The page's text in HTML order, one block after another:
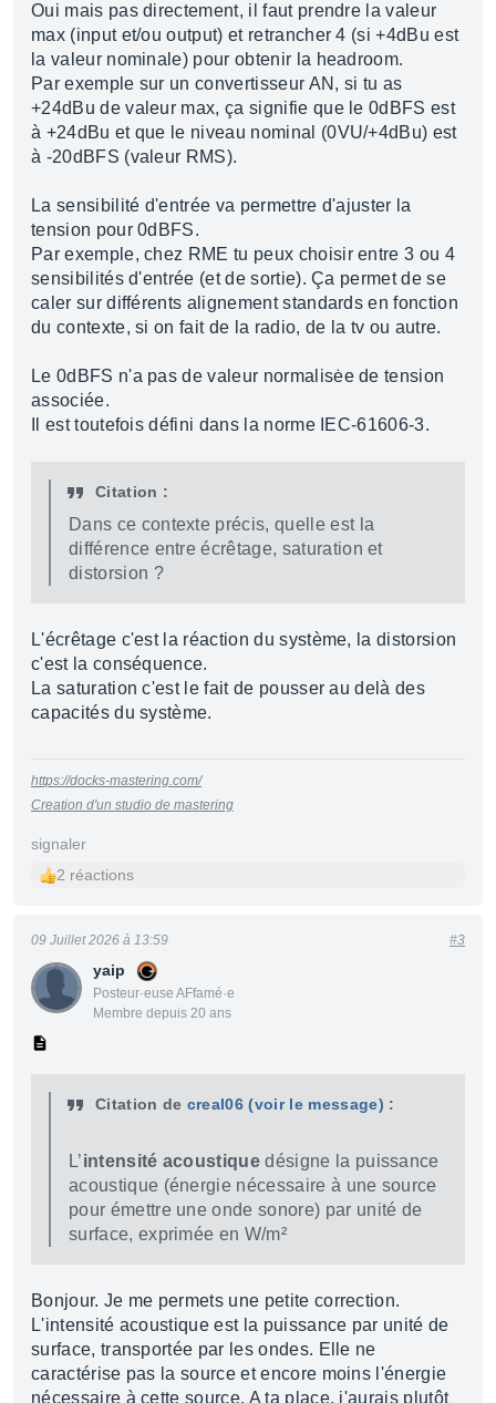
Oui mais pas directement, il faut prendre la valeur
max (input et/ou output) et retrancher 4 (si +4dBu est
la valeur nominale) pour obtenir la headroom.
Par exemple sur un convertisseur AN, si tu as
+24dBu de valeur max, ça signifie que le 0dBFS est
à +24dBu et que le niveau nominal (0VU/+4dBu) est
à -20dBFS (valeur RMS).
La sensibilité d'entrée va permettre d'ajuster la
tension pour 0dBFS.
Par exemple, chez RME tu peux choisir entre 3 ou 4
sensibilités d'entrée (et de sortie). Ça permet de se
caler sur différents alignement standards en fonction
du contexte, si on fait de la radio, de la tv ou autre.
Le 0dBFS n'a pas de valeur normalisėe de tension
associée.
Il est toutefois défini dans la norme IEC-61606-3.
Citation :
Dans ce contexte précis, quelle est la
différence entre écrêtage, saturation et
distorsion ?
L'écrêtage c'est la réaction du système, la distorsion
c'est la conséquence.
La saturation c'est le fait de pousser au delà des
capacités du système.
https://docks-mastering.com/
Creation d'un studio de mastering
signaler
2 réactions
yaip
Posteur·euse AFfamé·e
Membre depuis 20 ans
09 Juillet 2026 à 13:59 #3
Citation de creal06 (voir le message) :
L’intensité acoustique désigne la puissance
acoustique (énergie nécessaire à une source
pour émettre une onde sonore) par unité de
surface, exprimée en W/m²
Bonjour. Je me permets une petite correction.
L'intensité acoustique est la puissance par unité de
surface, transportée par les ondes. Elle ne
caractérise pas la source et encore moins l'énergie
nécessaire à cette source. A ta place, j'aurais plutôt